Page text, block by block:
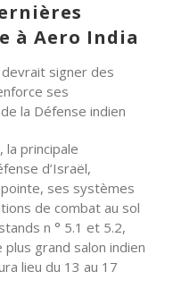
à Aero India
signer des
ses
la Défense indien
principale
d’Israël,
ses systèmes
de combat au sol
n ° 5.1 et 5.2,
plus grand salon indien
lieu du 13 au 17